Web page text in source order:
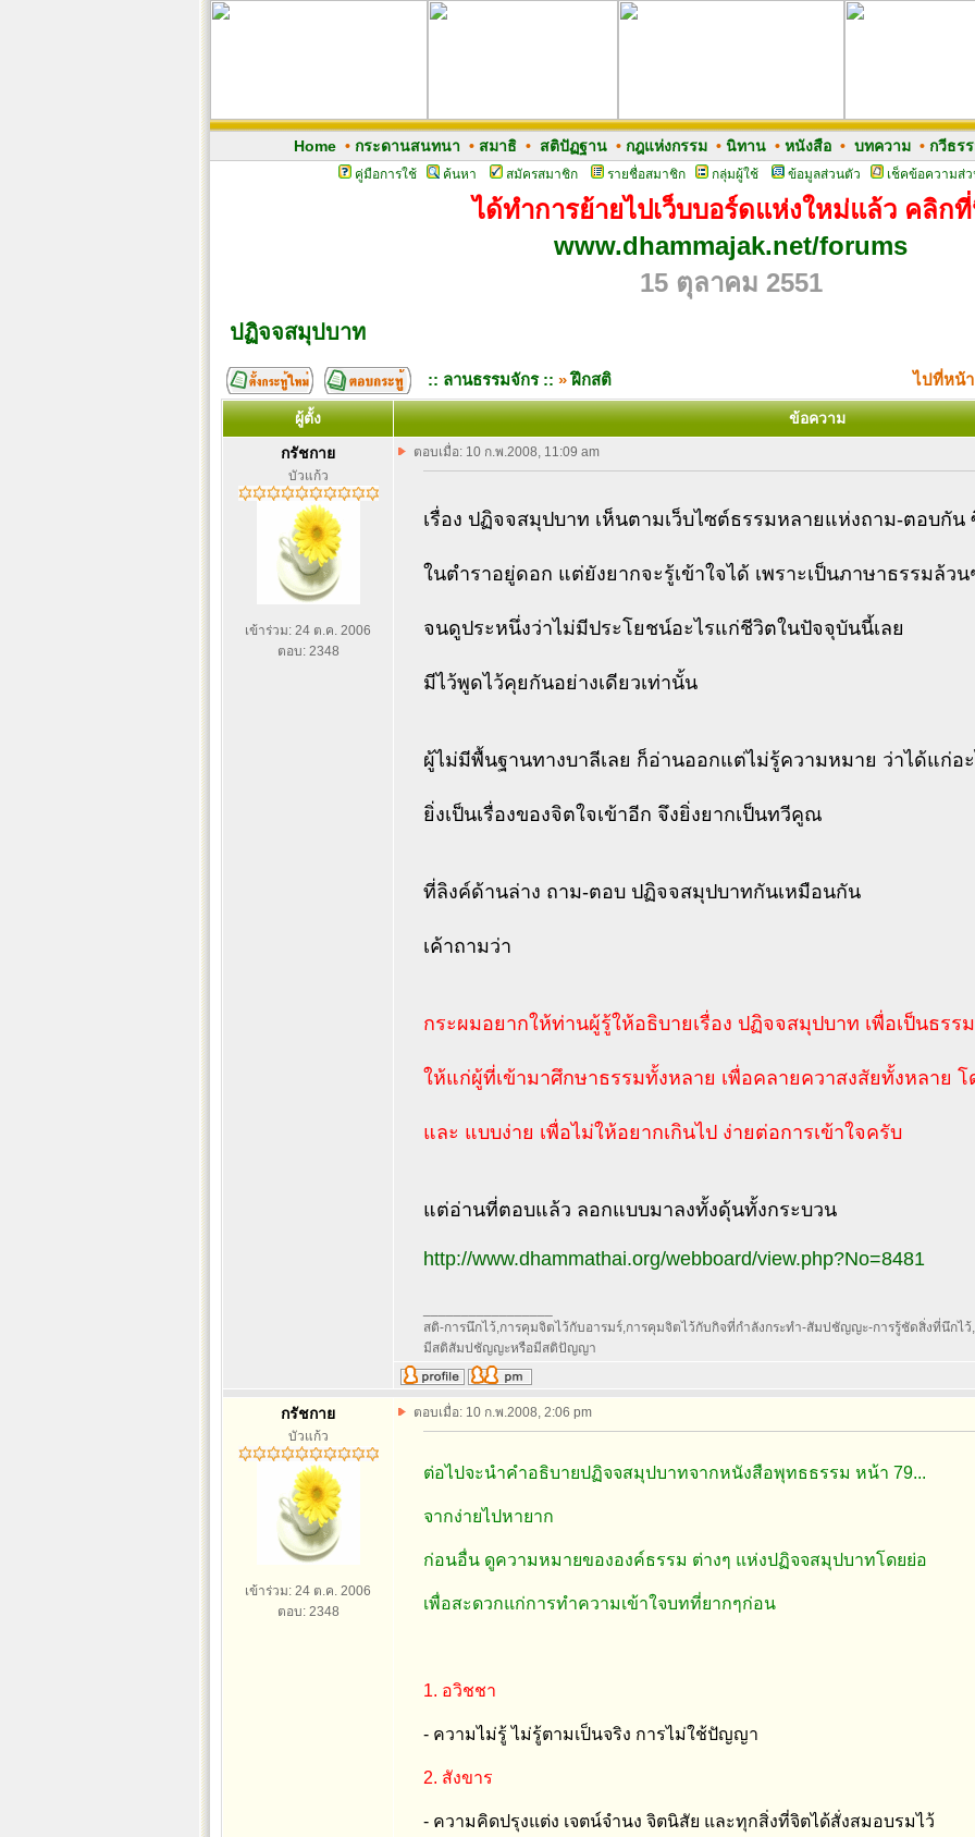
Home• กระดานสนทนา • สมาธิ• สติปัฏฐาน• กฎแห่งกรรม• นิทาน• หนังสือ• บทความ• กวีธร
คู่มือการใช้ ค้นหา สมัครสมาชิก รายชื่อสมาชิก กลุ่มผู้ใช้ ข้อมูลส่วนตัว เช็คข้อความส่
ได้ทำการย้ายไปเว็บบอร์ดแห่งใหม่แล้ว คลิก
www.dhammajak.net/forums
15 ตุลาคม 2551
ปฏิจจสมุปบาท
:: ลานธรรมจักร :: »ฝึกสติ ไปที่หน้า
ผู้ตั้ง
ข้อความ
กรัชกาย
บัวแก้ว
เข้าร่วม: 24 ต.ค. 2006
ตอบ: 2348
ตอบเมื่อ: 10 ก.พ.2008, 11:09 am
เรื่อง ปฏิจจสมุปบาท เห็นตามเว็บไซต์ธรรมหลายแห่งถาม-ตอบกัน
ในตำราอยู่ดอก แต่ยังยากจะรู้เข้าใจได้ เพราะเป็นภาษาธรรมล้วน
จนดูประหนึ่งว่าไม่มีประโยชน์อะไรแก่ชีวิตในปัจจุบันนี้เลย
มีไว้พูดไว้คุยกันอย่างเดียวเท่านั้น
ผู้ไม่มีพื้นฐานทางบาลีเลย ก็อ่านออกแต่ไม่รู้ความหมาย ว่าได้แก่อะ
ยิ่งเป็นเรื่องของจิตใจเข้าอีก จึงยิ่งยากเป็นทวีคูณ
ที่ลิงค์ด้านล่าง ถาม-ตอบ ปฏิจจสมุปบาทกันเหมือนกัน
เค้าถามว่า
กระผมอยากให้ท่านผู้รู้ให้อธิบายเรื่อง ปฏิจจสมุปบาท เพื่อเป็นธรร
ให้แก่ผู้ที่เข้ามาศึกษาธรรมทั้งหลาย เพื่อคลายควาสงสัยทั้งหลาย โ
และ แบบง่าย เพื่อไม่ให้อยากเกินไป ง่ายต่อการเข้าใจครับ
แต่อ่านที่ตอบแล้ว ลอกแบบมาลงทั้งดุ้นทั้งกระบวน
http://www.dhammathai.org/webboard/view.php?No=8481
สติ-การนึกไว้,การคุมจิตไว้กับอารมร์,การคุมจิตไว้กับกิจที่กำลังกระทำ-สัมปชัญญะ-การรู้ชัดสิ่งที่นึกไว้
มีสติสัมปชัญญะหรือมีสติปัญญา
กรัชกาย
บัวแก้ว
เข้าร่วม: 24 ต.ค. 2006
ตอบ: 2348
ตอบเมื่อ: 10 ก.พ.2008, 2:06 pm
ต่อไปจะนำคำอธิบายปฏิจจสมุปบาทจากหนังสือพุทธธรรม หน้า 79...
จากง่ายไปหายาก
ก่อนอื่น ดูความหมายขององค์ธรรม ต่างๆ แห่งปฏิจจสมุปบาทโดยย่อ
เพื่อสะดวกแก่การทำความเข้าใจบทที่ยากๆก่อน
1. อวิชชา
- ความไม่รู้ ไม่รู้ตามเป็นจริง การไม่ใช้ปัญญา
2. สังขาร
- ความคิดปรุงแต่ง เจตน์จำนง จิตนิสัย และทุกสิ่งที่จิตได้สั่งสมอบรมไว้